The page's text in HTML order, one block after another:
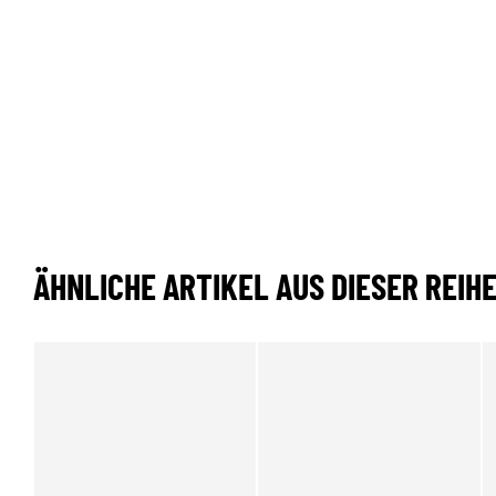
ÄHNLICHE ARTIKEL AUS DIESER REIHE